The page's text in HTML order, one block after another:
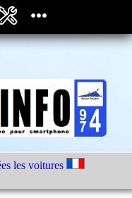
les voitures